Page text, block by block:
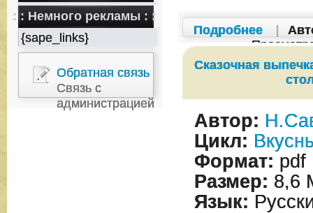
: : Немного рекламы : :
{sape_links}
Обратная связь
Связь с
администрацией
Подробнее
Сказочная
Автор:
Цикл:
Формат: pdf
Размер: 8,6
Язык: